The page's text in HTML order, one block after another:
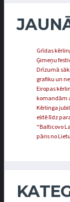
Grīdas
Ģimeņu
Drīzumā
grafiku un
Eiropas
komandām
Kērlinga
elitē līdz
“Balticovo
pāris no